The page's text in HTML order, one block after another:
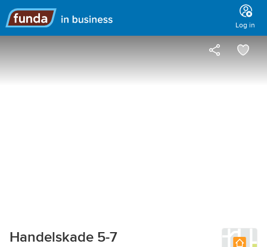
Main
menu
Log in
Handelskade 5-7